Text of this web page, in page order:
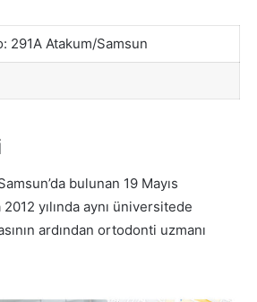
291A Atakum/Samsun
bulunan 19 Mayıs
yılında aynı üniversitede
ardından ortodonti uzmanı